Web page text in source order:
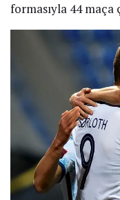
formasıyla 44 maça